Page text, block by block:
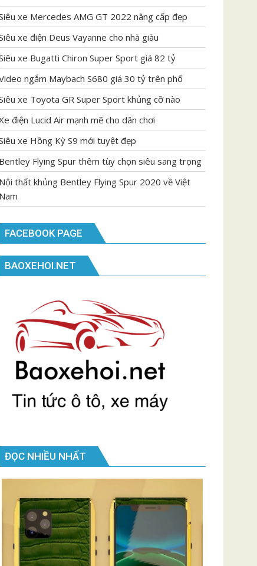
xe Mercedes AMG GT 2022 nâng cấp đẹp
xe điện Deus Vayanne cho nhà giàu
xe Bugatti Chiron Super Sport giá 82 tỷ
ngắm Maybach S680 giá 30 tỷ trên phố
xe Toyota GR Super Sport khủng cỡ nào
điện Lucid Air mạnh mẽ cho dân chơi
xe Hồng Kỳ S9 mới tuyệt đẹp
Bentley Flying Spur thêm tùy chọn siêu sang trọng
Nội thất khủng Bentley Flying Spur 2020 về Việt
Nam
FACEBOOK PAGE
BAOXEHOI.NET
ĐỌC NHIỀU NHẤT